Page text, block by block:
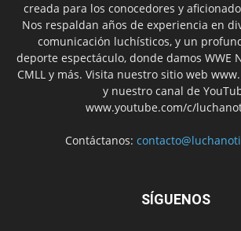
creada para los conocedores y
Nos respaldan años de experiencia en
comunicación luchísticos, y un
deporte espectáculo, donde damos WWE
CMLL y más. Visita nuestro sitio web
y nuestro canal de
www.youtube.com/c/
Contáctanos:
SÍGUENOS